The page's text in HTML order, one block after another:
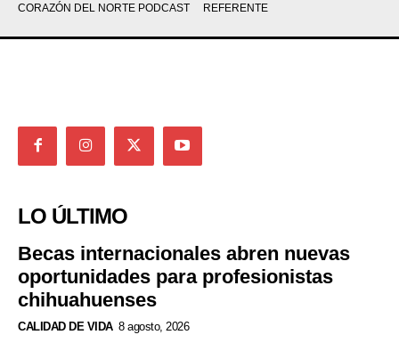
CORAZÓN DEL NORTE PODCAST
REFERENTE
LO ÚLTIMO
Becas internacionales abren nuevas
oportunidades para profesionistas
chihuahuenses
CALIDAD DE VIDA 8 agosto, 2026